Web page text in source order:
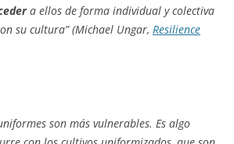
a ellos de forma individual y colectiva
su cultura” (Michael Ungar, Resilience
son más vulnerables. Es algo